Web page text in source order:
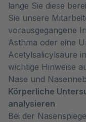
lange Sie diese
Sie unsere
vorausgegangene
Asthma oder eine
Acetylsalicylsäure
wichtige Hinweise
Nase und
Körperliche
analysieren
Bei der